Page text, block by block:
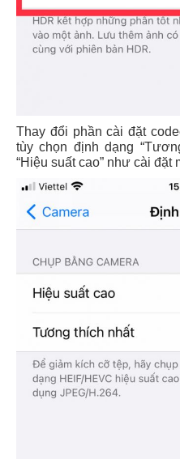
Thay đổi phần cài đặt
tùy chọn định dạng
“Hiệu suất cao” như cài đặt